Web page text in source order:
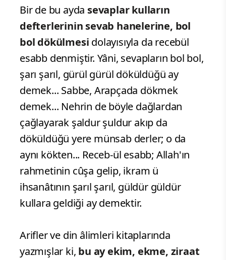
Bir de bu ayda sevaplar kulların
defterlerinin sevab hanelerine, bol
bol dökülmesi dolayısıyla da recebül
esabb denmiştir. Yâni, sevapların bol bol,
şarı şarıl, gürül gürül döküldüğü ay
demek... Sabbe, Arapçada dökmek
demek... Nehrin de böyle dağlardan
çağlayarak şaldur şuldur akıp da
döküldüğü yere münsab derler; o da
aynı kökten... Receb-ül esabb; Allah'ın
rahmetinin cûşa gelip, ikram ü
ihsanâtının şarıl şarıl, güldür güldür
kullara geldiği ay demektir.
Arifler ve din âlimleri kitaplarında
yazmışlar ki, bu ay ekim, ekme, ziraat